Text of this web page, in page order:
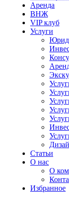
Аренда
ВНЖ
VIP клуб
Услуги
Статьи
О нас
О
Избранное